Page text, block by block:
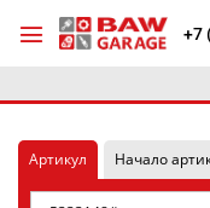
+7
Артикул Начало